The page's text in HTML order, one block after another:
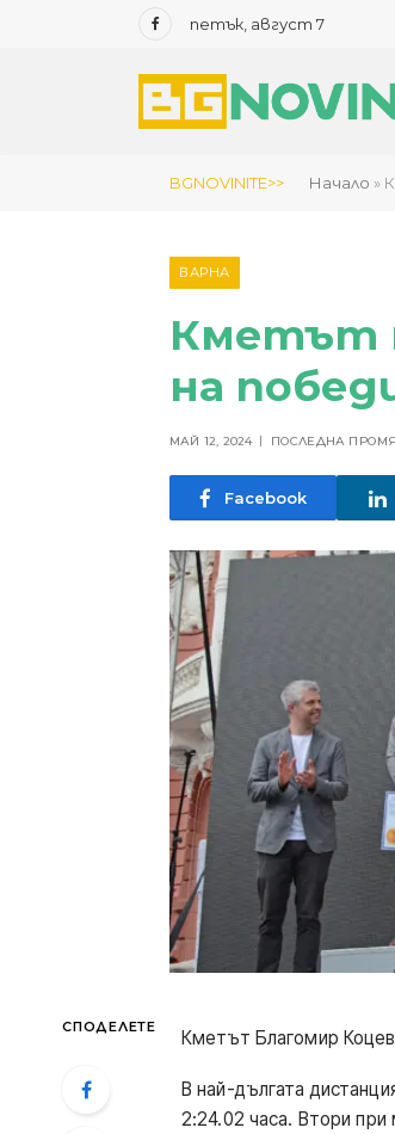
Facebook
петък, август 7
BGNOVINITE>> Начало »
ВАРНА
Кметът
на
МАЙ 12, 2024 ПОСЛЕДНА
Facebook
СПОДЕЛЕТЕ Кметът Благомир
В най-дългата
2:24.02 часа. Втори